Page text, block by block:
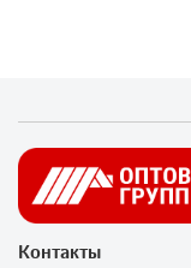
Контакты